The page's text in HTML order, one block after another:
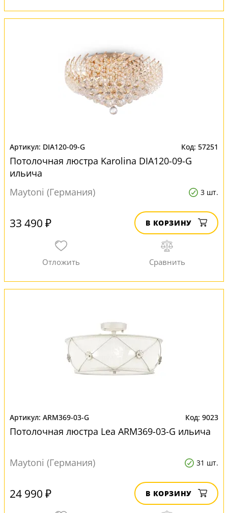
DIA120-09-G 57251
Потолочная люстра Karolina DIA120-09-G
ильича
Maytoni (Германия)
3 шт.
33 490 ₽ В КОРЗИНУ
ARM369-03-G 9023
Потолочная люстра Lea ARM369-03-G ильича
Maytoni (Германия) 31 шт.
24 990 ₽ В КОРЗИНУ